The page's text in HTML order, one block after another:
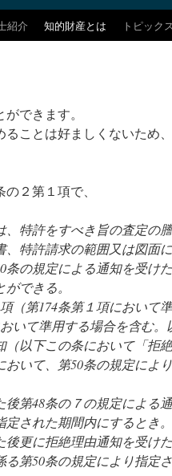
紹介 知的財産とは トピック
できます。
ことは好ましくないため
２第１項で、
特許をすべき旨の査定の
、特許請求の範囲又は図面
条の規定による通知を受け
できる。
第174条第１項において
いて準用する場合を含む
（以下この条において「拒
おいて、第50条の規定によ
第48条の７の規定による
された期間内にするとき。
更に拒絶理由通知を受け
第50条の規定により指定